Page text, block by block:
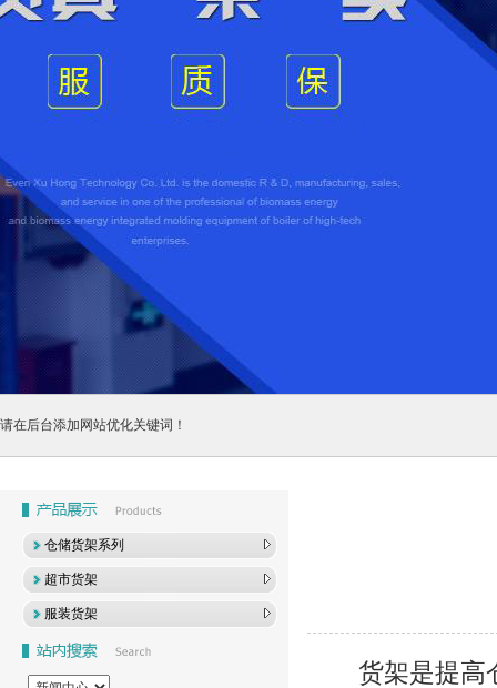
请在后台添加网站优化关键词！
仓储货架系列
超市货架
服装货架
货架是提高仓